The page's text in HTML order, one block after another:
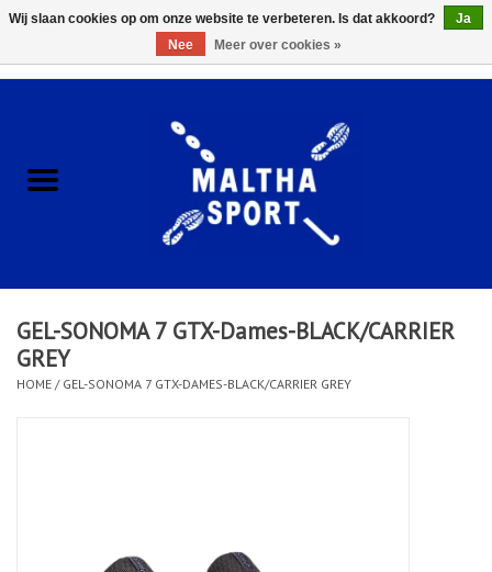
ACCESSOIRES/HARDWARE
KLEDING
CLUBSHOPS
GEL-SONOMA 7 GTX-Dames-BLACK/CARRIER
GREY
HOME / GEL-SONOMA 7 GTX-DAMES-BLACK/CARRIER GREY
Wij slaan cookies op om onze website te verbeteren. Is dat akkoord?
Ja
Nee
Meer over cookies »